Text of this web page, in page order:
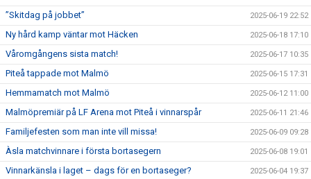
”Skitdag på jobbet” 2025-06-19 22:52
Ny hård kamp väntar mot Häcken 2025-06-18 17:10
Våromgångens sista match! 2025-06-17 10:35
Piteå tappade mot Malmö 2025-06-15 17:31
Hemmamatch mot Malmö 2025-06-12 11:00
Malmöpremiär på LF Arena mot Piteå i vinnarspår 2025-06-11 21:46
Familjefesten som man inte vill missa! 2025-06-09 09:28
Àsla matchvinnare i första bortasegern 2025-06-08 19:01
Vinnarkänsla i laget – dags för en bortaseger? 2025-06-04 19:37